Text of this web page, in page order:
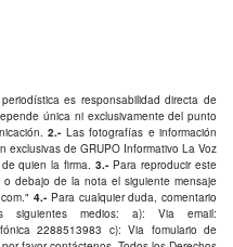
es responsabilidad directa de
única ni exclusivamente del punto
2.- Las fotografías e información
exclusivas de GRUPO Informativo La Voz
de quien la firma.3.- Para reproducir este
debajo de la nota el siguiente mensaje
." 4.- Para cualquier duda, comentario
siguientes medios: a): Via email:
2288513983 c): Via fomulario de